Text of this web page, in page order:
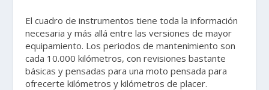
El cuadro de instrumentos tiene toda la información
necesaria y más allá entre las versiones de mayor
equipamiento. Los periodos de mantenimiento son
cada 10.000 kilómetros, con revisiones bastante
básicas y pensadas para una moto pensada para
ofrecerte kilómetros y kilómetros de placer.